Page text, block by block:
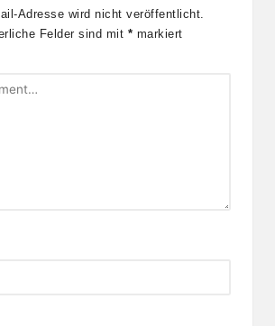
Adresse wird nicht veröffentlicht.
Felder sind mit * markiert